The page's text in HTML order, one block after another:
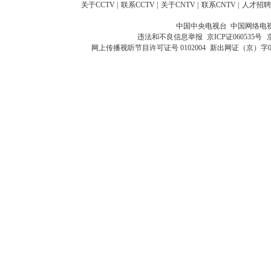
关于CCTV 联系CCTV 关于CNTV 联系CNTV 人才招聘
中国中央电视台 中国网络电
违法和不良信息举报 京ICP证060535号
网上传播视听节目许可证号 0102004 新出网证（京）